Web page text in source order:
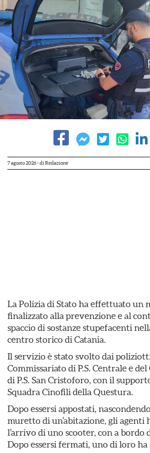
7 agosto 2026- di Redazione
La Polizia di Stato ha effettuato un
finalizzato alla prevenzione e al
spaccio di sostanze stupefacenti
centro storico di Catania.
Il servizio è stato svolto dai
Commissariato di P.S. Centrale e
di P.S. San Cristoforo, con il
Squadra Cinofili della Questura.
Dopo essersi appostati,
muretto di un’abitazione, gli agenti
l’arrivo di uno scooter, con a bordo
Dopo essersi fermati, uno di loro